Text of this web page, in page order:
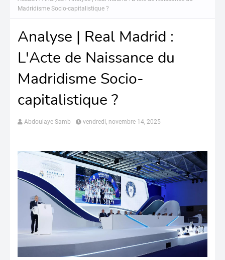
Madridisme Socio-capitalistique ?
Analyse | Real Madrid :
L'Acte de Naissance du
Madridisme Socio-
capitalistique ?
Abdoulaye Samb vendredi, novembre 14, 2025